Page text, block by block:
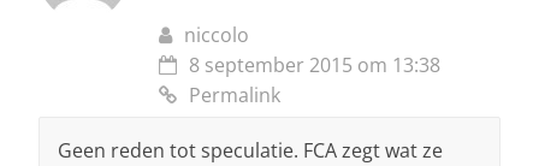
niccolo
8 september 2015 om 13:38
Permalink
Geen reden tot speculatie. FCA zegt wat ze